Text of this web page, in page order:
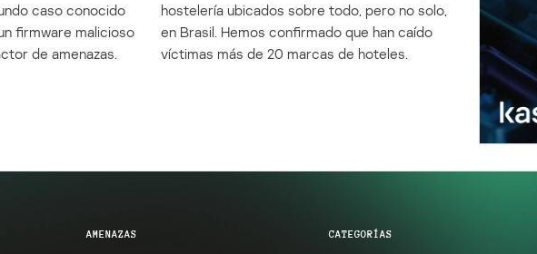
caso conocido
firmware malicioso
de amenazas.
hostelería ubicados sobre todo, pero no solo,
en Brasil. Hemos confirmado que han caído
víctimas más de 20 marcas de hoteles.
AMENAZAS CATEGORÍAS